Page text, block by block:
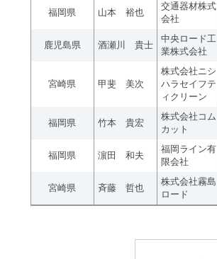
福岡県 山本 裕也
交通器材株式
会社
鹿児島県 酒瀬川 貴士
中央ロード工
業株式会社
宮崎県 甲斐 美次
株式会社ニシ
ハラセイフテ
ィクリーン
福岡県 竹本 貴宏
株式会社コム
カット
福岡県 濵田 和夫
福岡ライン有
限会社
宮崎県 斉藤 哲也
株式会社霧島
ロード